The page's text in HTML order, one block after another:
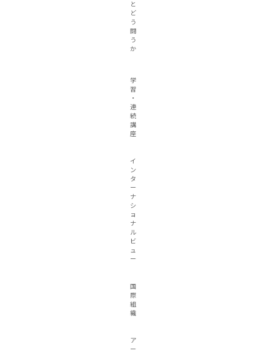
と
ど
う
闘
う
か
学
習
・
連
続
講
座
イ
ン
タ
ー
ナ
シ
ョ
ナ
ル
ビ
ュ
ー
国
際
組
織
ア
ー